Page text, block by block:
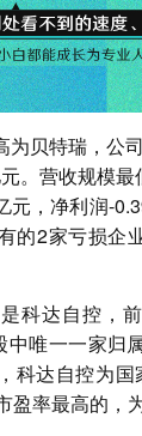
为贝特瑞 ，公
。营收规模最
元，净利润-
的2家亏损企
科达自控 ，
中唯一一家归
科达自控为国
盈率最高的，